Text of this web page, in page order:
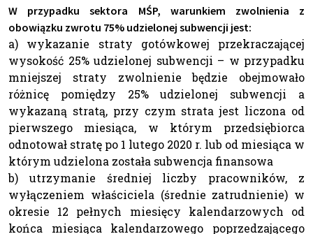
W przypadku sektora MŚP, warunkiem zwolnienia z
obowiązku zwrotu 75% udzielonej subwencji jest:
a) wykazanie straty gotówkowej przekraczającej
wysokość 25% udzielonej subwencji – w przypadku
mniejszej straty zwolnienie będzie obejmowało
różnicę pomiędzy 25% udzielonej subwencji a
wykazaną stratą, przy czym strata jest liczona od
pierwszego miesiąca, w którym przedsiębiorca
odnotował stratę po 1 lutego 2020 r. lub od miesiąca w
którym udzielona została subwencja finansowa
b) utrzymanie średniej liczby pracowników, z
wyłączeniem właściciela (średnie zatrudnienie) w
okresie 12 pełnych miesięcy kalendarzowych od
końca miesiąca kalendarzowego poprzedzającego